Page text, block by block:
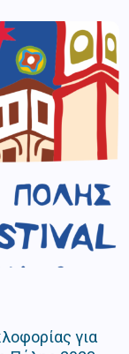
για